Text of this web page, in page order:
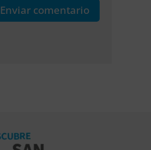
Enviar comentario